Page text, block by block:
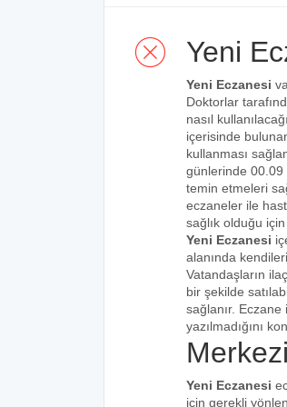
Yeni
Yeni Eczanesi
Doktorlar
nasıl
içerisinde
kullanması
günlerinde 00.09
temin etmeleri
eczaneler ile
sağlık olduğu
Yeni Eczanesi
alanında
Vatandaşların
bir şekilde
sağlanır. Eczane
yazılmadığını
Yeni Eczanesi
için gerekli